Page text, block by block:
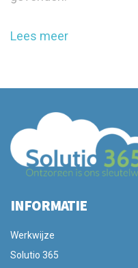
Lees meer
INFORMATIE
Werkwijze
Solutio 365